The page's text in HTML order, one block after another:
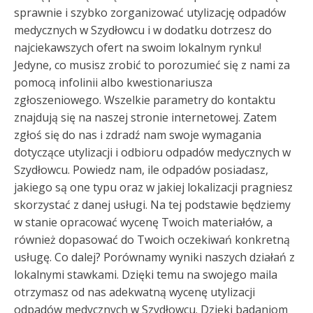
sprawnie i szybko zorganizować utylizację odpadów
medycznych w Szydłowcu i w dodatku dotrzesz do
najciekawszych ofert na swoim lokalnym rynku!
Jedyne, co musisz zrobić to porozumieć się z nami za
pomocą infolinii albo kwestionariusza
zgłoszeniowego. Wszelkie parametry do kontaktu
znajdują się na naszej stronie internetowej. Zatem
zgłoś się do nas i zdradź nam swoje wymagania
dotyczące utylizacji i odbioru odpadów medycznych w
Szydłowcu. Powiedz nam, ile odpadów posiadasz,
jakiego są one typu oraz w jakiej lokalizacji pragniesz
skorzystać z danej usługi. Na tej podstawie będziemy
w stanie opracować wycenę Twoich materiałów, a
również dopasować do Twoich oczekiwań konkretną
usługę. Co dalej? Porównamy wyniki naszych działań z
lokalnymi stawkami. Dzięki temu na swojego maila
otrzymasz od nas adekwatną wycenę utylizacji
odpadów medycznych w Szydłowcu. Dzięki badaniom